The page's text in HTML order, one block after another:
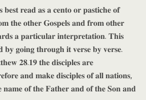
𝐫𝐞𝐚𝐝 𝐚𝐬 𝐚 𝐜𝐞𝐧𝐭𝐨 𝐨𝐫 𝐩𝐚𝐬𝐭𝐢𝐜𝐡𝐞 𝐨𝐟
𝐭𝐡𝐞 𝐨𝐭𝐡𝐞𝐫 𝐆𝐨𝐬𝐩𝐞𝐥𝐬 𝐚𝐧𝐝 𝐟𝐫𝐨𝐦 𝐨𝐭𝐡𝐞𝐫
𝐚 𝐩𝐚𝐫𝐭𝐢𝐜𝐮𝐥𝐚𝐫 𝐢𝐧𝐭𝐞𝐫𝐩𝐫𝐞𝐭𝐚𝐭𝐢𝐨𝐧. 𝐓𝐡𝐢𝐬
𝐠𝐨𝐢𝐧𝐠 𝐭𝐡𝐫𝐨𝐮𝐠𝐡 𝐢𝐭 𝐯𝐞𝐫𝐬𝐞 𝐛𝐲 𝐯𝐞𝐫𝐬𝐞.
𝟐𝟖.𝟏𝟗 𝐭𝐡𝐞 𝐝𝐢𝐬𝐜𝐢𝐩𝐥𝐞𝐬 𝐚𝐫𝐞
𝐚𝐧𝐝 𝐦𝐚𝐤𝐞 𝐝𝐢𝐬𝐜𝐢𝐩𝐥𝐞𝐬 𝐨𝐟 𝐚𝐥𝐥 𝐧𝐚𝐭𝐢𝐨𝐧𝐬,
𝐧𝐚𝐦𝐞 𝐨𝐟 𝐭𝐡𝐞 𝐅𝐚𝐭𝐡𝐞𝐫 𝐚𝐧𝐝 𝐨𝐟 𝐭𝐡𝐞 𝐒𝐨𝐧 𝐚𝐧𝐝